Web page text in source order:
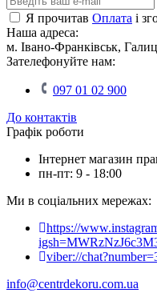
Я прочитав Оплата і
Наша адреса:
м. Івано-Франківськ,
Зателефонуйте нам:
097 01 02 900
До контактів
Графік роботи
Інтернет магазин
пн-пт: 9 - 18:00
Ми в соціальних мережах:
https://
viber://
info@centrdekoru.com.ua